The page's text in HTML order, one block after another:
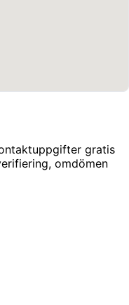
gratis
omdömen